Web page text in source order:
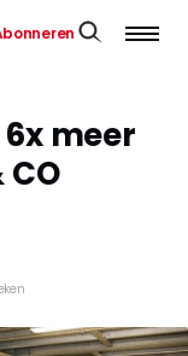
meer